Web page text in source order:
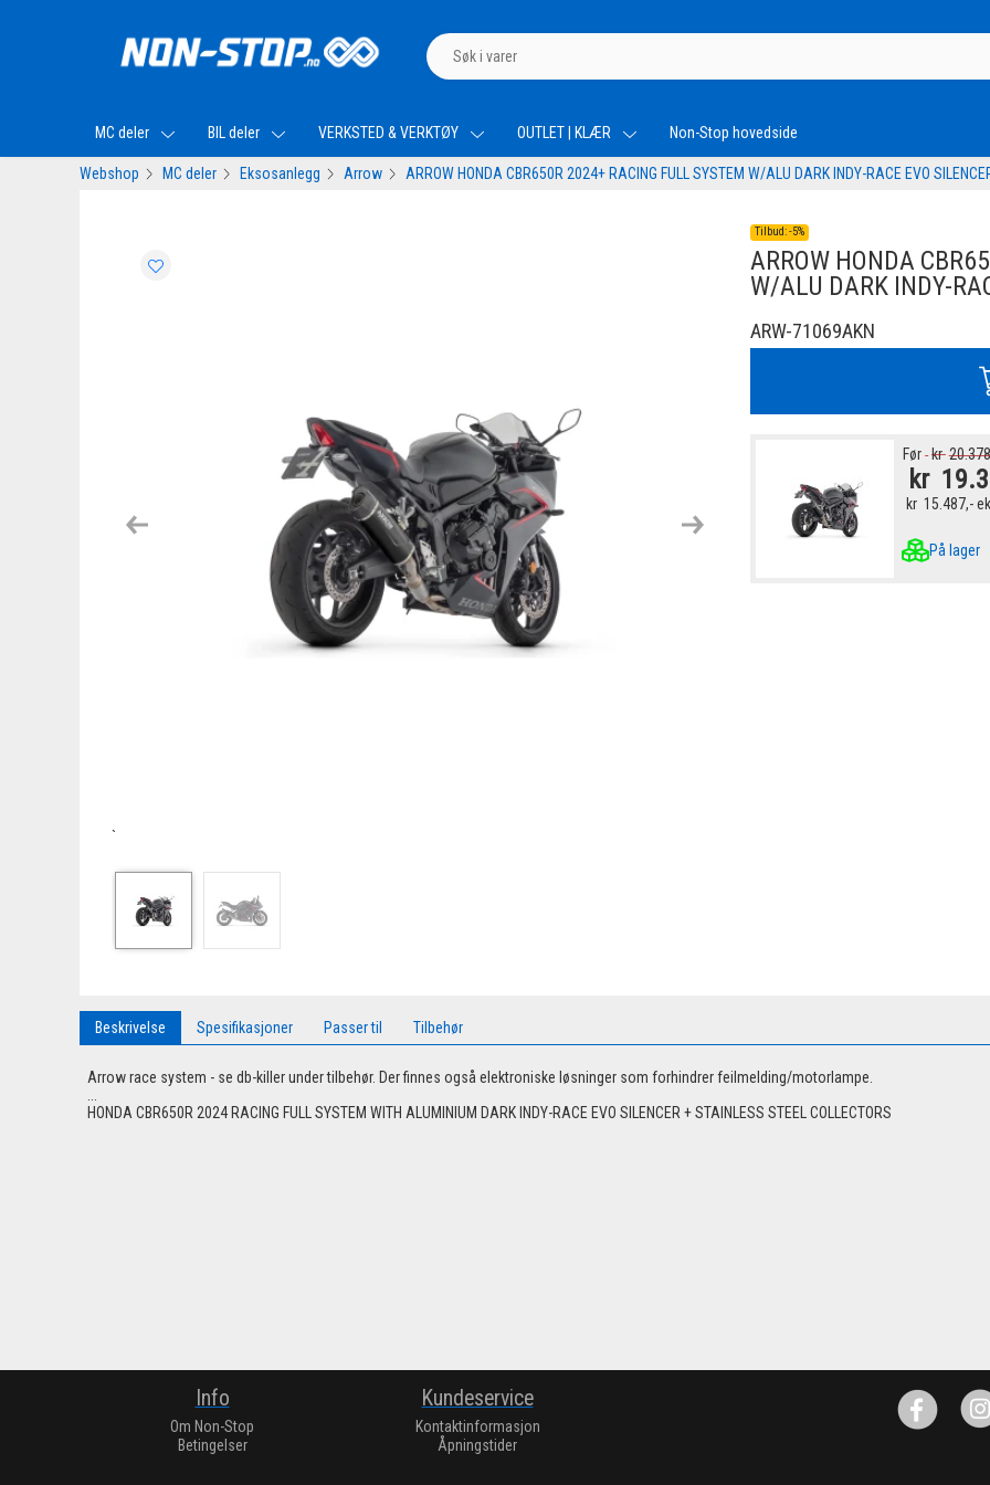
MC deler BIL deler VERKSTED & VERKTØY OUTLET | KLÆR Non-Stop hovedside
Webshop MC deler Eksosanlegg Arrow ARROW HONDA CBR650R 2024+ RACING FULL SYSTEM W/ALU DARK INDY-RACE EVO
Previous Next
`
Tilbud:-5%
ARROW HONDA
W/ALU DARK INDY-
ARW-71069AKN
Før kr
kr
kr 15.487,-
På lager
Beskrivelse Spesifikasjoner Passer til Tilbehør
Arrow race system - se db-killer under tilbehør. Der finnes også elektroniske løsninger som forhindrer feilmelding/motorlampe.
...
HONDA CBR650R 2024 RACING FULL SYSTEM WITH ALUMINIUM DARK INDY-RACE EVO SILENCER + STAINLESS STEEL COLLECTORS
Info
Om Non-Stop
Betingelser
Kundeservice
Kontaktinformasjon
Åpningstider